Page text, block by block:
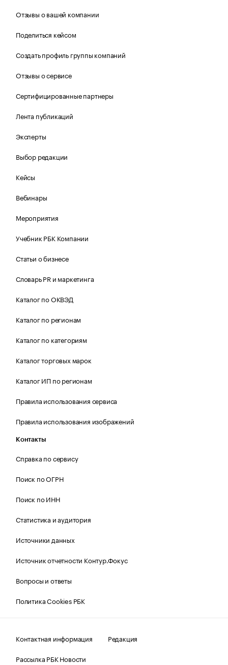
Отзывы о вашей компании
Поделиться кейсом
Создать профиль группы компаний
Отзывы о сервисе
Сертифицированные партнеры
Лента публикаций
Эксперты
Выбор редакции
Кейсы
Вебинары
Мероприятия
Учебник РБК Компании
Статьи о бизнесе
Словарь PR и маркетинга
Каталог по ОКВЭД
Каталог по регионам
Каталог по категориям
Каталог торговых марок
Каталог ИП по регионам
Правила использования сервиса
Правила использования изображений
Контакты
Справка по сервису
Поиск по ОГРН
Поиск по ИНН
Статистика и аудитория
Источники данных
Источник отчетности Контур.Фокус
Вопросы и ответы
Политика Cookies РБК
Контактная информация
Редакция
Рассылка РБК Новости